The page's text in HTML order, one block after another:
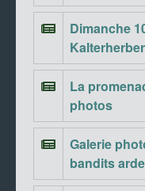
Dimanche
La
photos
Galerie
bandits